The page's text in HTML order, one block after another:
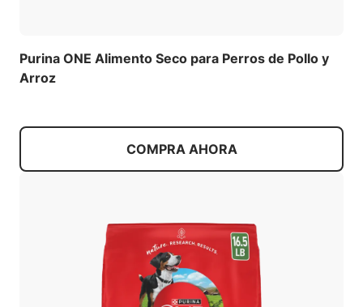
Purina ONE Alimento Seco para Perros de Pollo y
Arroz
COMPRA AHORA